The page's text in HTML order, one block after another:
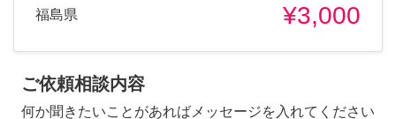
福島県 ¥3,000
ご依頼相談内容
何か聞きたいことがあればメッセージを入れてください